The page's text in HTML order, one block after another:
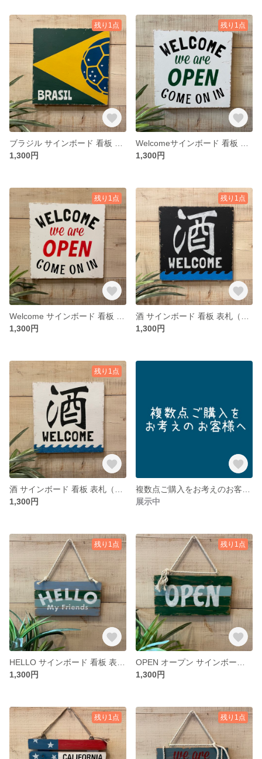
残り1点
1,300円
残り1点
1,300円
残り1点
1,300円
残り1点
1,300円
残り1点
1,300円
展示中
残り1点
1,300円
残り1点
1,300円
残り1点 残り1点